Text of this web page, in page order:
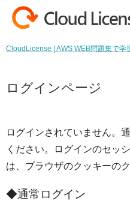
コンテンツへスキップ
CloudLicense | AWS WEB問題集で学
ログインページ
ログインされていません。
ください。ログインのセッ
は、ブラウザのクッキーの
◆通常ログイン